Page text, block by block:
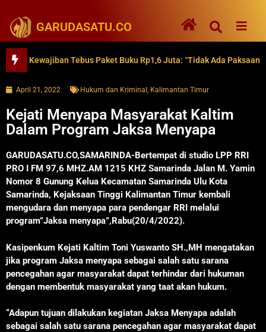
GARUDASATU.CO
Tebus Paket Buku Rp1,6 Juta: “Tidak Ada Paksaan”
April 21, 2022 Hukum dan Kriminal , Kalimantan Timur
Kejati Menyapa Masyarakat Kaltim
Dalam Program Jaksa Menyapa
GARUDASATU.CO,SAMARINDA-Bertempat di studio LPP RRI
PRO I FM 97,6 MHZ.AM 1215 KHZ Samarinda Jalan M. Yamin
Nomor 8 Gunung Kelua Kecamatan Samarinda Ulu Kota
Samarinda, Kejaksaan Tinggi Kalimantan Timur kembali
mengudara dan menyapa para pendengar RRI melalui
program”Jaksa menyapa”,Rabu(20/4/2022).
Kasipenkum Kejati Kaltim Toni Yuswanto SH.,MH mengatakan
jika program Jaksa menyapa sebagai salah satu sarana
pencegahan agar masyarakat dapat terhindar dari hukuman
dengan membentuk masyarakat yang taat akan hukum.
“Adapun tujuan dilakukan kegiatan Jaksa Menyapa adalah
sebagai salah satu sarana pencegahan agar masyarakat dapat